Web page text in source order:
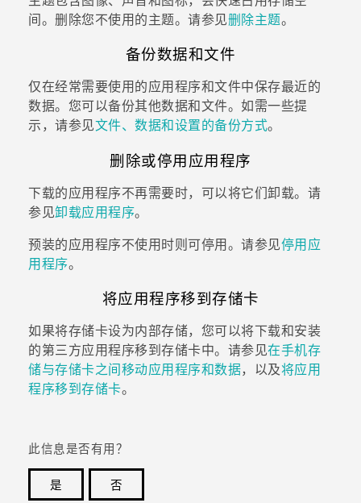
间。删除您不使用的主题。请参见删除主题。
备份数据和文件
仅在经常需要使用的应用程序和文件中保存最近的
数据。您可以备份其他数据和文件。如需一些提
示，请参见文件、数据和设置的备份方式。
删除或停用应用程序
下载的应用程序不再需要时，可以将它们卸载。请
参见卸载应用程序。
预装的应用程序不使用时则可停用。请参见停用应
用程序。
将应用程序移到存储卡
如果将存储卡设为内部存储，您可以将下载和安装
的第三方应用程序移到存储卡中。请参见在手机存
储与存储卡之间移动应用程序和数据，以及将应用
程序移到存储卡。
此信息是否有用？
是
否